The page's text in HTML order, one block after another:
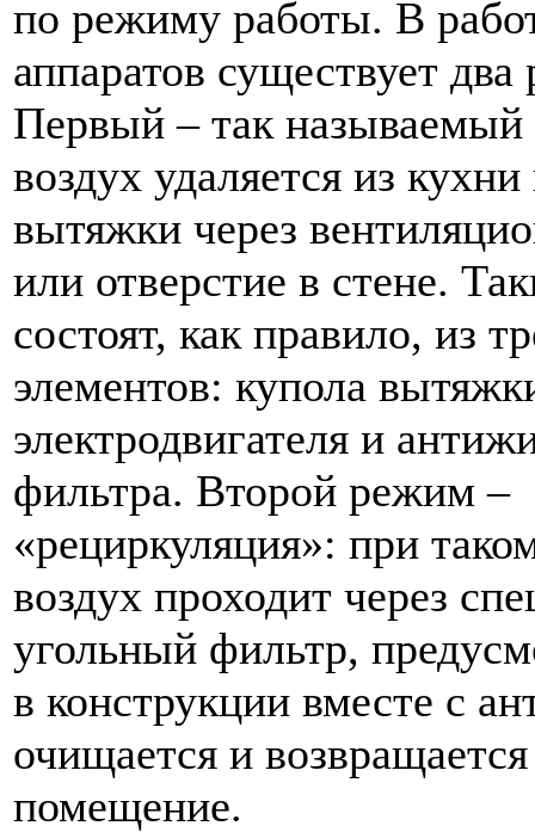
по режиму работы. В
аппаратов существует
Первый – так
воздух удаляется из
вытяжки через
или отверстие в стене.
состоят, как правило, из
элементов: купола
электродвигателя и
фильтра. Второй режим –
«рециркуляция»: при
воздух проходит через
угольный фильтр,
в конструкции вместе с
очищается и
помещение.